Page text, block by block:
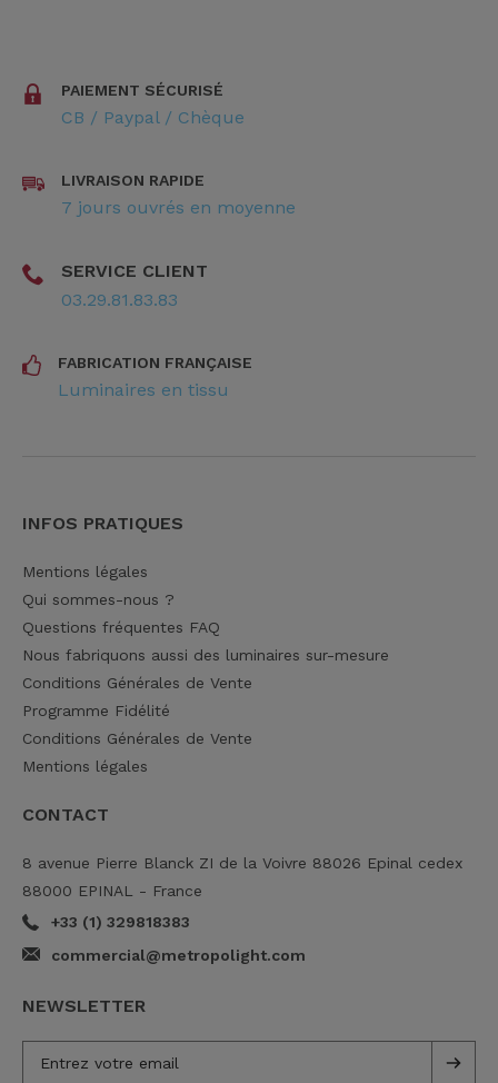
PAIEMENT SÉCURISÉ
CB / Paypal / Chèque
LIVRAISON RAPIDE
7 jours ouvrés en moyenne
SERVICE CLIENT
03.29.81.83.83
FABRICATION FRANÇAISE
Luminaires en tissu
INFOS PRATIQUES
Mentions légales
Qui sommes-nous ?
Questions fréquentes FAQ
Nous fabriquons aussi des luminaires sur-mesure
Conditions Générales de Vente
Programme Fidélité
Conditions Générales de Vente
Mentions légales
CONTACT
8 avenue Pierre Blanck ZI de la Voivre 88026 Epinal cedex
88000 EPINAL - France
+33 (1) 329818383
commercial@metropolight.com
NEWSLETTER